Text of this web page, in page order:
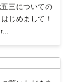
三についての
じめまして！